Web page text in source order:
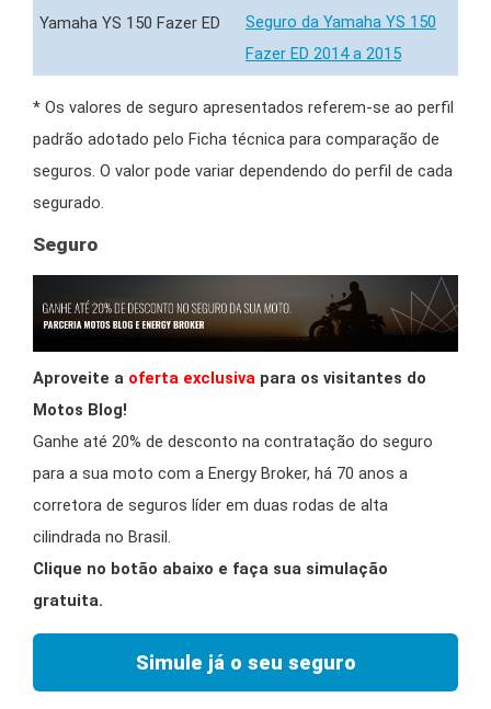
Seguro da Yamaha YS 150
Fazer ED 2014 a 2015
* Os valores de seguro apresentados referem-se ao perfil
padrão adotado pelo Ficha técnica para comparação de
seguros. O valor pode variar dependendo do perfil de cada
segurado.
Seguro
Aproveite a oferta exclusiva para os visitantes do
Motos Blog!
Ganhe até 20% de desconto na contratação do seguro
para a sua moto com a Energy Broker, há 70 anos a
corretora de seguros líder em duas rodas de alta
cilindrada no Brasil.
Clique no botão abaixo e faça sua simulação
gratuita.
Simule já o seu seguro